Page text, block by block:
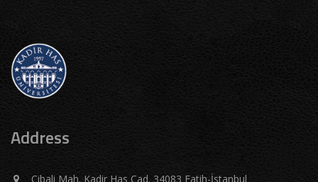
Address
Cibali Mah. Kadir Has Cad. 34083 Fatih-İstanbul